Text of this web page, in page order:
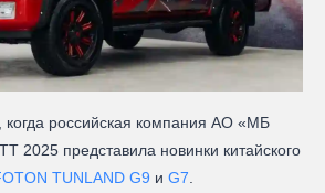
российская компания АО «МБ
2025 представила новинки китайского
TUNLAND G9 и G7